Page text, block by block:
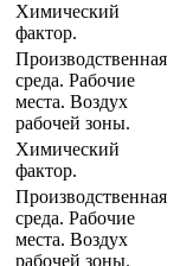
Химический
фактор.
Производственная
среда. Рабочие
места. Воздух
рабочей зоны.
Химический
фактор.
Производственная
среда. Рабочие
места. Воздух
рабочей зоны.